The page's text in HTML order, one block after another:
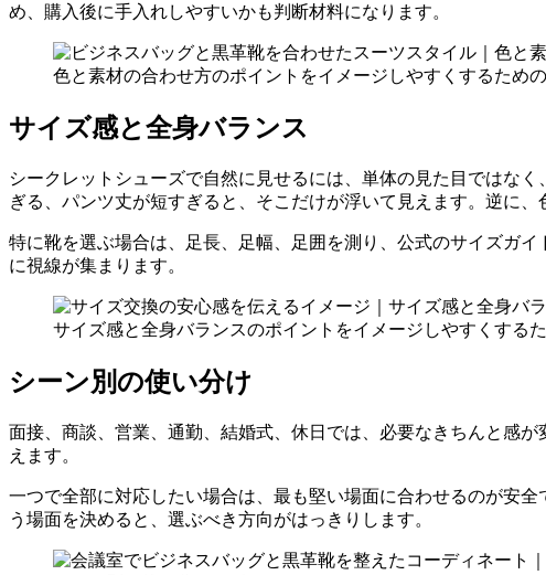
め、購入後に手入れしやすいかも判断材料になります。
色と素材の合わせ方のポイントをイメージしやすくするため
サイズ感と全身バランス
シークレットシューズで自然に見せるには、単体の見た目ではな
ぎる、パンツ丈が短すぎると、そこだけが浮いて見えます。逆に
特に靴を選ぶ場合は、足長、足幅、足囲を測り、公式のサイズガ
に視線が集まります。
サイズ感と全身バランスのポイントをイメージしやすくする
シーン別の使い分け
面接、商談、営業、通勤、結婚式、休日では、必要なきちんと感
えます。
一つで全部に対応したい場合は、最も堅い場面に合わせるのが安
う場面を決めると、選ぶべき方向がはっきりします。